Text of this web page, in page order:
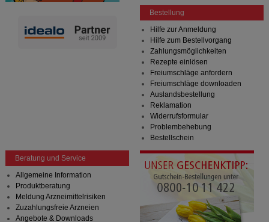
Bestellung
Hilfe zur Anmeldung
Hilfe zum Bestellvorgang
Zahlungsmöglichkeiten
Rezepte einlösen
Freiumschläge anfordern
Freiumschläge downloaden
Auslandsbestellung
Reklamation
Widerrufsformular
Problembehebung
Bestellschein
Beratung und Service
Allgemeine Information
Produktberatung
Meldung Arzneimittelrisiken
Zuzahlungsfreie Arzneien
Angebote & Downloads